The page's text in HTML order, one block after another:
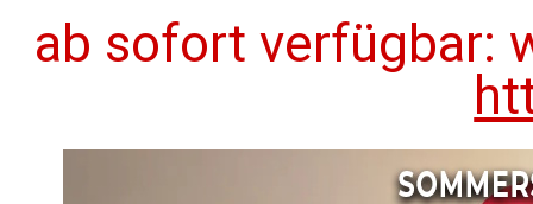
ab sofort verfügbar: